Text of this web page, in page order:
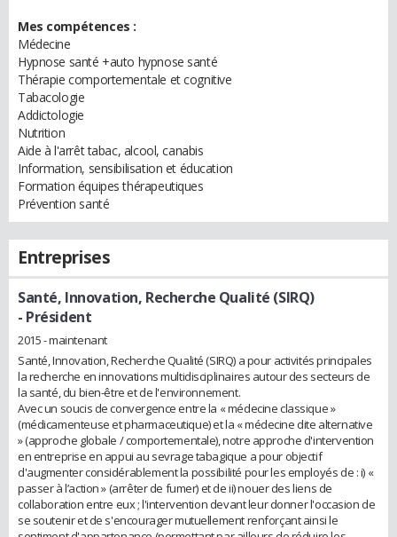
Mes compétences :
Médecine
Hypnose santé +auto hypnose santé
Thérapie comportementale et cognitive
Tabacologie
Addictologie
Nutrition
Aide à l'arrêt tabac, alcool, canabis
Information, sensibilisation et éducation
Formation équipes thérapeutiques
Prévention santé
Entreprises
Santé, Innovation, Recherche Qualité (SIRQ)
- Président
2015 - maintenant
Santé, Innovation, Recherche Qualité (SIRQ) a pour activités principales
la recherche en innovations multidisciplinaires autour des secteurs de
la santé, du bien-être et de l'environnement.
Avec un soucis de convergence entre la « médecine classique »
(médicamenteuse et pharmaceutique) et la « médecine dite alternative
» (approche globale / comportementale), notre approche d'intervention
en entreprise en appui au sevrage tabagique a pour objectif
d'augmenter considérablement la possibilité pour les employés de : i) «
passer à l’action » (arrêter de fumer) et de ii) nouer des liens de
collaboration entre eux ; l'intervention devant leur donner l'occasion de
se soutenir et de s'encourager mutuellement renforçant ainsi le